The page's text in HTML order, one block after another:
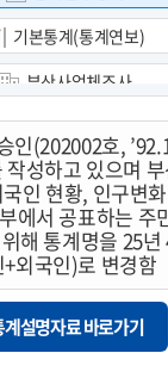
기본통계(통계연보)
부산사업체조사
광업제조업조사
부산사회조사
부산사회지표
부산해양산업조사
구군단위 지역내총생산
구군단위 장래인구추계
인(202002호,
성하고 있으며
인 현황, 인구변
에서 공표하는 주
해 통계명을 25년
외국인)로 변경함
계설명자료 바로가기